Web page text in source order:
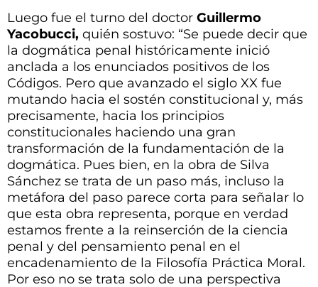
Luego fue el turno del doctor Guillermo
Yacobucci, quién sostuvo: “Se puede decir que
la dogmática penal históricamente inició
anclada a los enunciados positivos de los
Códigos. Pero que avanzado el siglo XX fue
mutando hacia el sostén constitucional y, más
precisamente, hacia los principios
constitucionales haciendo una gran
transformación de la fundamentación de la
dogmática. Pues bien, en la obra de Silva
Sánchez se trata de un paso más, incluso la
metáfora del paso parece corta para señalar lo
que esta obra representa, porque en verdad
estamos frente a la reinserción de la ciencia
penal y del pensamiento penal en el
encadenamiento de la Filosofía Práctica Moral.
Por eso no se trata solo de una perspectiva